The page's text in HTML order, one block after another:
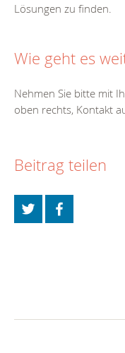
Lösungen zu finden.
Wie geht es
Nehmen Sie bitte mit
oben rechts, Kontakt
Beitrag teilen